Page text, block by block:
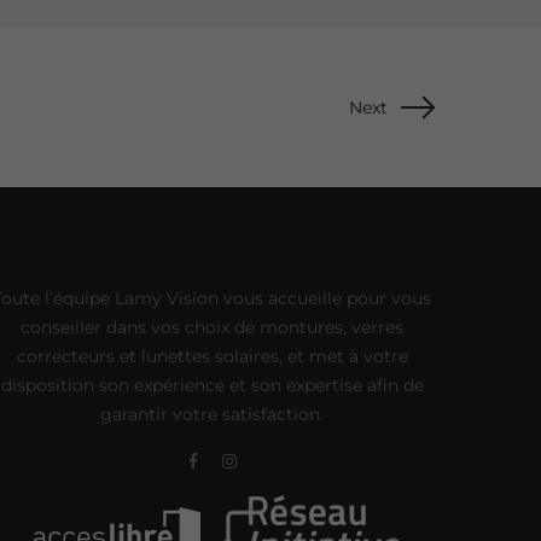
Next
l’équipe Lamy Vision vous accueille pour vous
conseiller dans vos choix de montures, verres
correcteurs et lunettes solaires, et met à votre
disposition son expérience et son expertise afin de
garantir votre satisfaction.